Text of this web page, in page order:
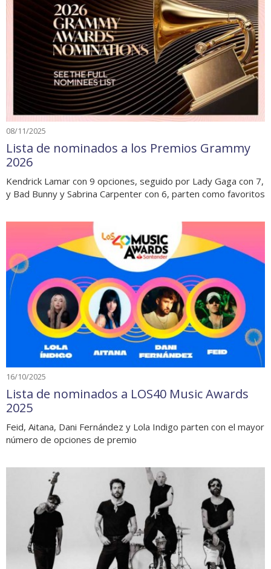
08/11/2025
Lista de nominados a los Premios Grammy
2026
Kendrick Lamar con 9 opciones, seguido por Lady Gaga con 7,
y Bad Bunny y Sabrina Carpenter con 6, parten como favoritos
16/10/2025
Lista de nominados a LOS40 Music Awards
2025
Feid, Aitana, Dani Fernández y Lola Indigo parten con el mayor
número de opciones de premio